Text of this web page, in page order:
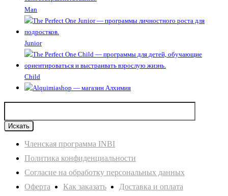
Man
Junior
Child
Членская программа INBI
Политика конфиденциальности
Согласие на обработку персональных данных
Оферта
Как заказать Доставка и оплата